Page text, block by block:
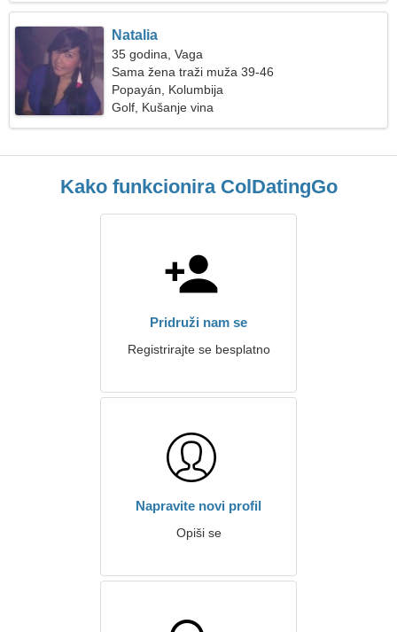
Natalia
35 godina, Vaga
Sama žena traži muža 39-46
Popayán, Kolumbija
Golf, Kušanje vina
Kako funkcionira ColDatingGo
Pridruži nam se
Registrirajte se besplatno
Napravite novi profil
Opiši se